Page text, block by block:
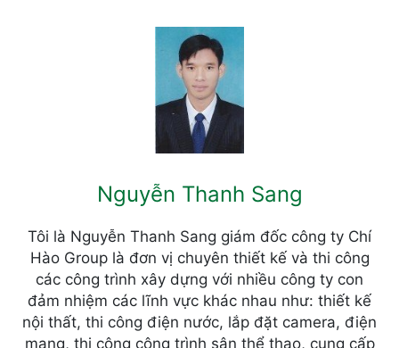
Nguyễn Thanh Sang
Tôi là Nguyễn Thanh Sang giám đốc công ty Chí
Hào Group là đơn vị chuyên thiết kế và thi công
các công trình xây dựng với nhiều công ty con
đảm nhiệm các lĩnh vực khác nhau như: thiết kế
nội thất, thi công điện nước, lắp đặt camera, điện
mạng, thi công công trình sân thể thao, cung cấp